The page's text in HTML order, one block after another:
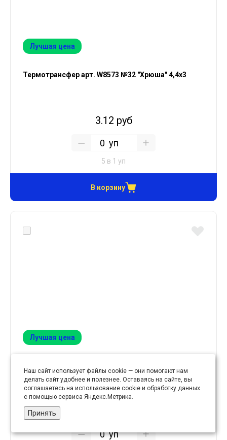
Лучшая цена
Термотрансфер арт. W8573 №32 "Хрюша" 4,4х3
3.12 руб
уп
5 в 1 уп
В корзину
Лучшая цена
Термотрансфер арт. W8573 №33 "Сердце1" 4,3х4,6
уп
Наш сайт использует файлы cookie — они помогают нам
делать сайт удобнее и полезнее. Оставаясь на сайте, вы
соглашаетесь на использование cookie и обработку данных
с помощью сервиса Яндекс.Метрика.
Принять